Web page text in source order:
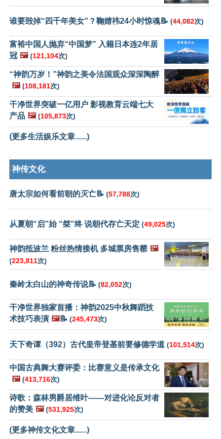
谁要毁掉“四千年美女”？鞠婧祎24小时惊魂📝 (44,082次)
富裕中国人抛弃“中国梦” 入籍日本连2年居
冠 🖼️ (121,104次)
“神韵万岁！”神韵之美令法国观众深深陶醉
🖼️ (108,181次)
干净世界突破一亿用户 影视教育云端七大
产品 🖼️ (105,873次)
(更多生活娱乐文章......)
神传文化
唐太宗如何看前朝的灭亡📝 (57,788次)
从夏朝“启”始 “桀”终 说朝代存亡天定 (49,025次)
神韵抵波兰 粉丝热情接机 多城票房售罄 🖼️
(223,811次)
秦岭太白山的神奇传说📝 (82,052次)
干净世界独家首播：神韵2025中秋舞蹈技
术技巧表演 🖼️📝 (245,473次)
天下奇谭（392）古代皇帝登基前要修德学道 (101,514次)
中国古典舞大赛评委：比赛意义是传承文化
🖼️ (413,716次)
诗歌：森林男爵居维叶——对进化论反对者
的赞美 🖼️ (531,925次)
(更多神传文化文章......)